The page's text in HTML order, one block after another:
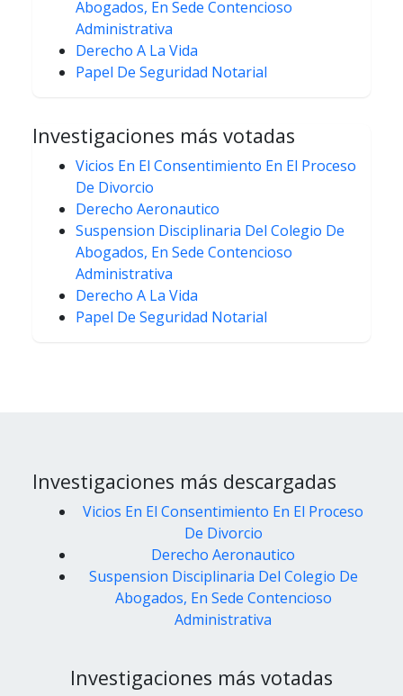
Abogados, En Sede Contencioso
Administrativa
Derecho A La Vida
Papel De Seguridad Notarial
Investigaciones más votadas
Vicios En El Consentimiento En El Proceso
De Divorcio
Derecho Aeronautico
Suspension Disciplinaria Del Colegio De
Abogados, En Sede Contencioso
Administrativa
Derecho A La Vida
Papel De Seguridad Notarial
Investigaciones más descargadas
Vicios En El Consentimiento En El Proceso
De Divorcio
Derecho Aeronautico
Suspension Disciplinaria Del Colegio De
Abogados, En Sede Contencioso
Administrativa
Investigaciones más votadas